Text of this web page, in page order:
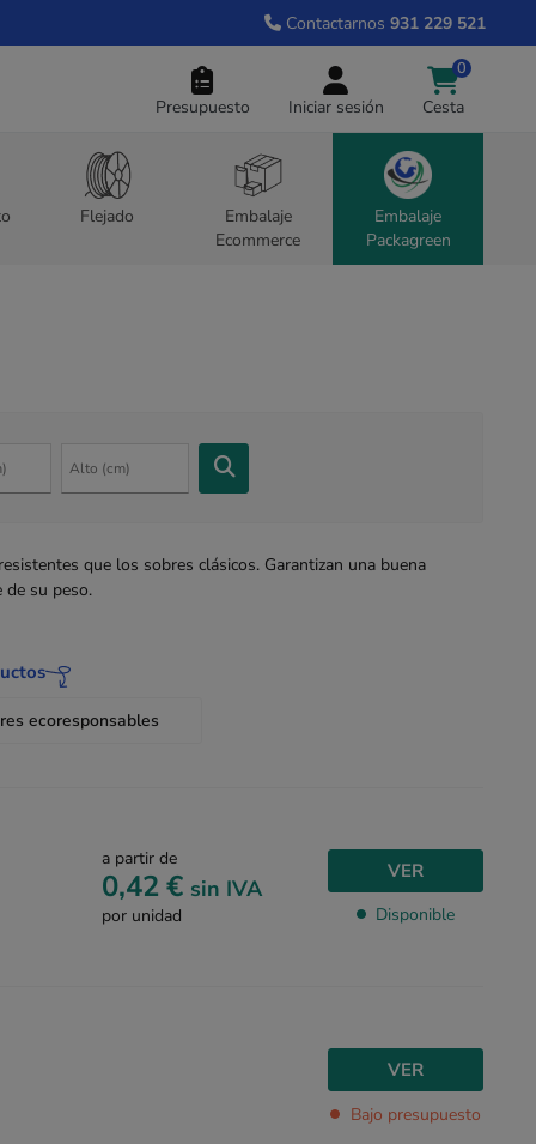
Contactarnos 931 229 521
Presupuesto Iniciar sesión Cesta
0
Flejado
Embalaje
Ecommerce
Embalaje
Packagreen
que los sobres clásicos. Garantizan una buena
su peso.
ecoresponsables
a partir de
0,42 € sin IVA
por unidad
VER
Disponible
VER
Bajo presupuesto